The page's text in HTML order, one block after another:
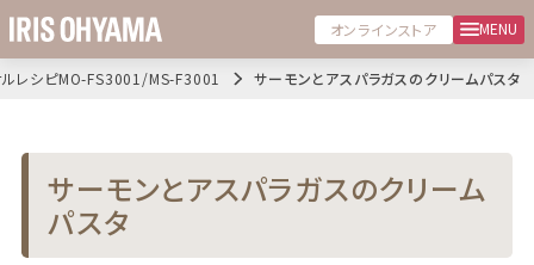
オンラインストア MENU
ルレシピMO-FS3001/MS-F3001 サーモンとアスパラガスのクリームパスタ
サーモンとアスパラガスのクリーム
パスタ